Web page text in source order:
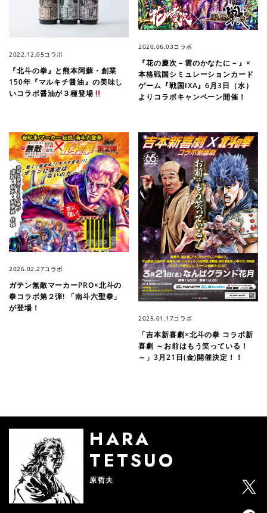
2022.12.05コラボ
『北斗の拳』と熊本阿蘇・創業
150年『マルキチ醤油』の美味し
いコラボ醤油が３種登場
2020.06.03コラボ
『花の慶次－雲のかなたに－』×
本格戦国シミュレーションカード
ゲーム『戦国IXA』6月3日（水）
よりコラボキャンペーン開催！
2026.02.27コラボ
ガテン無敵マーカーPRO×北斗の
拳コラボ第２弾! 「南斗六聖拳」
が登場！
2025.01.17コラボ
「吉本新喜劇×北斗の拳 コラボ新
喜劇 ～お前はもう笑っている！
～」3月21日(金)開催決定！！
HARA
TETSUO
原哲夫